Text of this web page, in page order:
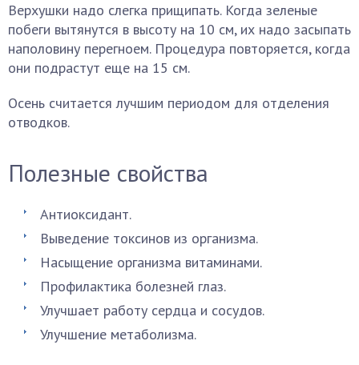
Верхушки надо слегка прищипать. Когда зеленые
побеги вытянутся в высоту на 10 см, их надо засыпать
наполовину перегноем. Процедура повторяется, когда
они подрастут еще на 15 см.
Осень считается лучшим периодом для отделения
отводков.
Полезные свойства
Антиоксидант.
Выведение токсинов из организма.
Насыщение организма витаминами.
Профилактика болезней глаз.
Улучшает работу сердца и сосудов.
Улучшение метаболизма.